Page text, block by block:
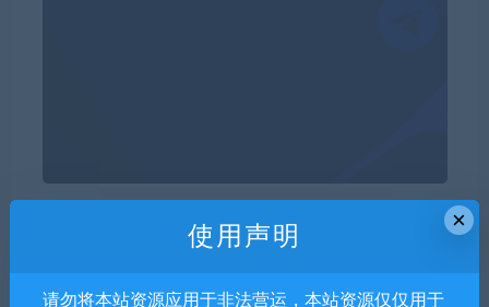
×
使用声明
请勿将本站资源应用于非法营运，本站资源仅仅用于